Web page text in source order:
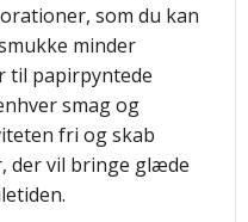
som du kan
minder
til papirpyntede
smag og
fri og skab
der vil bringe glæde